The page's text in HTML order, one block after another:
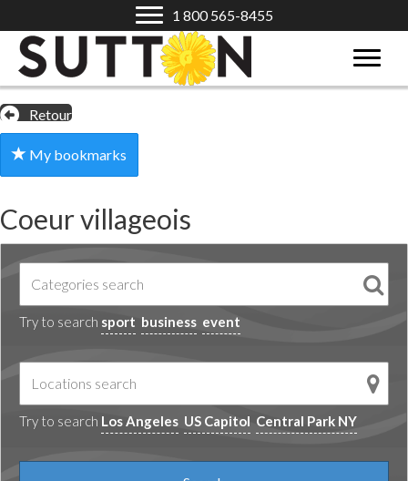
1 800 565-8455
Retour
My bookmarks
Coeur villageois
Try to search sport business event
Try to search Los Angeles US Capitol Central Park NY